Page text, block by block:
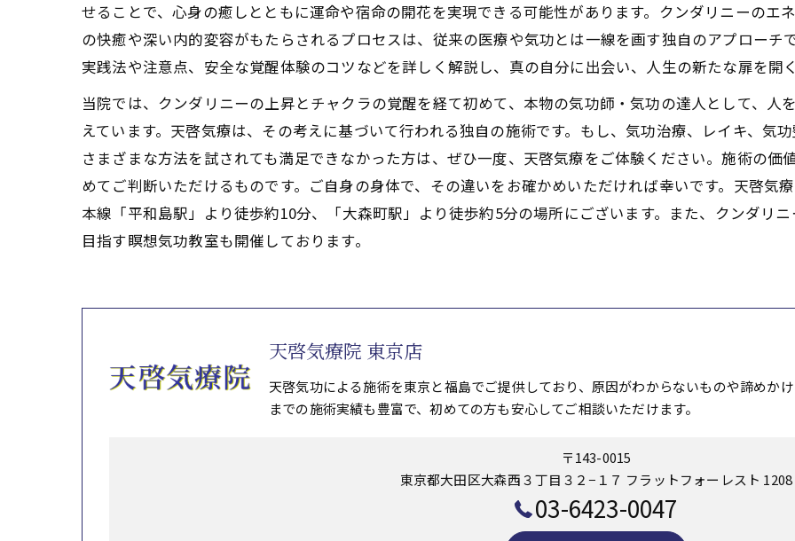
せることで、心身の癒しとともに運命や宿命の開花を実現できる可能性があります。クンダリニーのエ
の快癒や深い内的変容がもたらされるプロセスは、従来の医療や気功とは一線を画す独自のアプローチ
実践法や注意点、安全な覚醒体験のコツなどを詳しく解説し、真の自分に出会い、人生の新たな扉を開
当院では、クンダリニーの上昇とチャクラの覚醒を経て初めて、本物の気功師・気功の達人として、人
えています。天啓気療は、その考えに基づいて行われる独自の施術です。もし、気功治療、レイキ、気
さまざまな方法を試されても満足できなかった方は、ぜひ一度、天啓気療をご体験ください。施術の価
めてご判断いただけるものです。ご自身の身体で、その違いをお確かめいただければ幸いです。天啓気
本線「平和島駅」より徒歩約10分、「大森町駅」より徒歩約5分の場所にございます。また、クンダリ
目指す瞑想気功教室も開催しております。
天啓気療院 東京店
天啓気功による施術を東京と福島でご提供しており、原因がわからないものや諦めか
までの施術実績も豊富で、初めての方も安心してご相談いただけます。
〒143-0015
東京都大田区大森西３丁目３２−１７ フラットフォーレスト 1208
03-6423-0047